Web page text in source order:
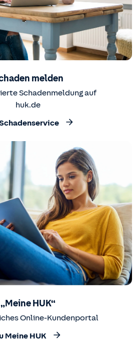
melden
Schadenmeldung auf
huk.de
„Meine HUK“
Online-Kundenportal
Meine HUK